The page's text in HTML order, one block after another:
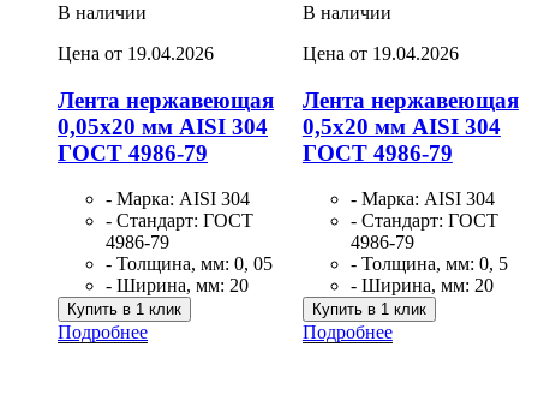
В наличии
Цена от 19.04.2026
Лента нержавеющая
0,05х20 мм AISI 304
ГОСТ 4986-79
- Марка: AISI 304
- Стандарт: ГОСТ
4986-79
- Толщина, мм: 0, 05
- Ширина, мм: 20
Купить в 1 клик
Подробнее
В наличии
Цена от 19.04.2026
Лента нержавеющая
0,5х20 мм AISI 304
ГОСТ 4986-79
- Марка: AISI 304
- Стандарт: ГОСТ
4986-79
- Толщина, мм: 0, 5
- Ширина, мм: 20
Купить в 1 клик
Подробнее